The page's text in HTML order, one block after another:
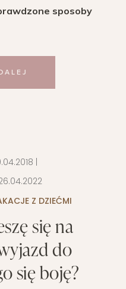
sposoby
Z DZIEĆMI
się na
do
się boję?